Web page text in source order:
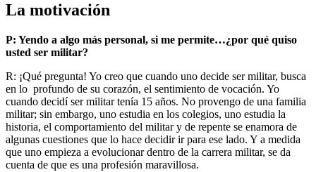
La motivación
P: Yendo a algo más personal, si me permite…¿por qué quiso
usted ser militar?
R: ¡Qué pregunta! Yo creo que cuando uno decide ser militar, busca
en lo profundo de su corazón, el sentimiento de vocación. Yo
cuando decidí ser militar tenía 15 años. No provengo de una familia
militar; sin embargo, uno estudia en los colegios, uno estudia la
historia, el comportamiento del militar y de repente se enamora de
algunas cuestiones que lo hace decidir ir para ese lado. Y a medida
que uno empieza a evolucionar dentro de la carrera militar, se da
cuenta de que es una profesión maravillosa.